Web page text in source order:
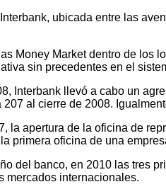
ubicada entre las
Money Market dentro de
sin precedentes en el
Interbank llevó a cabo un
al cierre de 2008.
la apertura de la oficina de
primera oficina de una
del banco, en 2010 las tres
mercados internacionales.